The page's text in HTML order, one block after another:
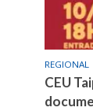
REGIONAL
CEU